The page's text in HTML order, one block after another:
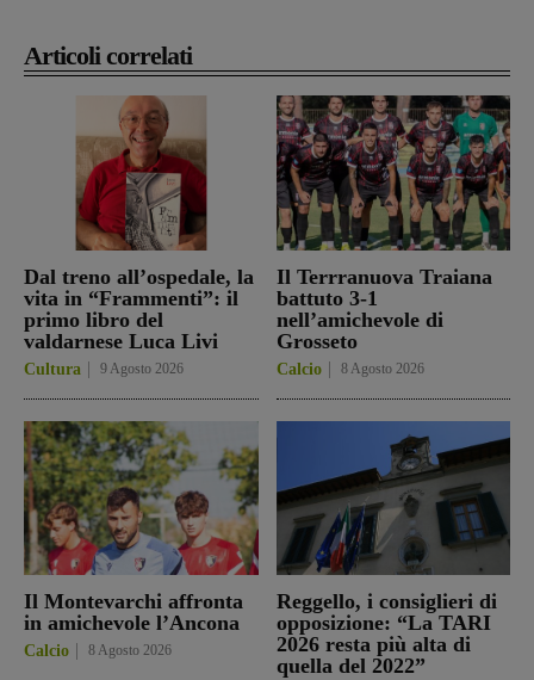
Articoli correlati
Dal treno all’ospedale, la
vita in “Frammenti”: il
primo libro del
valdarnese Luca Livi
Cultura 9 Agosto 2026
Il Terrranuova Traiana
battuto 3-1
nell’amichevole di
Grosseto
Calcio 8 Agosto 2026
Il Montevarchi affronta
in amichevole l’Ancona
Calcio 8 Agosto 2026
Reggello, i consiglieri di
opposizione: “La TARI
2026 resta più alta di
quella del 2022”